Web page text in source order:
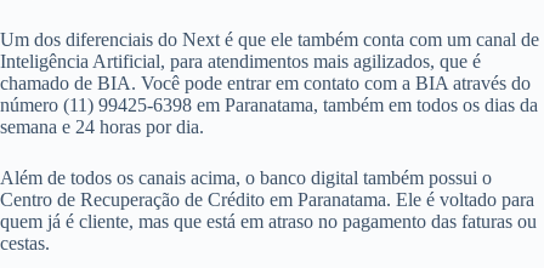
Um dos diferenciais do Next é que ele também conta com um canal de
Inteligência Artificial, para atendimentos mais agilizados, que é
chamado de BIA. Você pode entrar em contato com a BIA através do
número (11) 99425-6398 em Paranatama, também em todos os dias da
semana e 24 horas por dia.
Além de todos os canais acima, o banco digital também possui o
Centro de Recuperação de Crédito em Paranatama. Ele é voltado para
quem já é cliente, mas que está em atraso no pagamento das faturas ou
cestas.